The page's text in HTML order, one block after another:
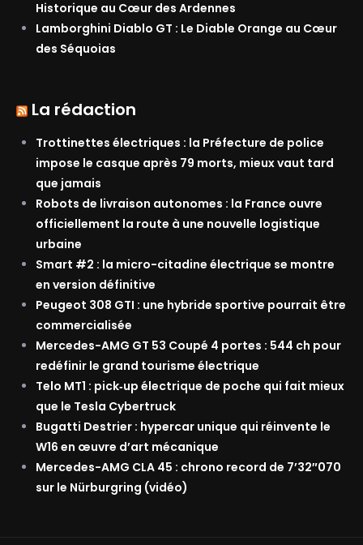
Historique au Cœur des Ardennes
Lamborghini Diablo GT : Le Diable Orange au Cœur
des Séquoias
La rédaction
Trottinettes électriques : la Préfecture de police
impose le casque après 79 morts, mieux vaut tard
que jamais
Robots de livraison autonomes : la France ouvre
officiellement la route à une nouvelle logistique
urbaine
Smart #2 : la micro-citadine électrique se montre
en version définitive
Peugeot 308 GTI : une hybride sportive pourrait être
commercialisée
Mercedes-AMG GT 53 Coupé 4 portes : 544 ch pour
redéfinir le grand tourisme électrique
Telo MT1 : pick‑up électrique de poche qui fait mieux
que le Tesla Cybertruck
Bugatti Destrier : hypercar unique qui réinvente le
W16 en œuvre d’art mécanique
Mercedes-AMG CLA 45 : chrono record de 7’32″070
sur le Nürburgring (vidéo)